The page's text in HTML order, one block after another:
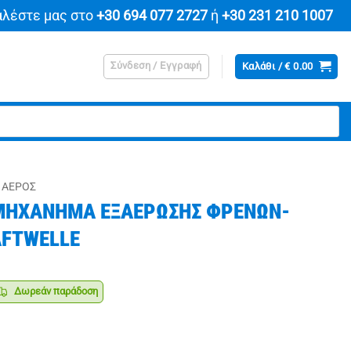
μας στο +30 694 077 2727ή +30 231 210 1007
Σύνδεση / Εγγραφή Καλάθι /€0.00
ΑΈΡΟΣ
ΕΞΑΕΡΩΣΗΣ ΦΡΕΝΩΝ-
Δωρεάν παράδοση